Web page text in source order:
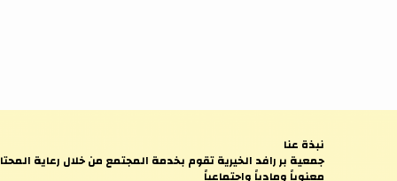
نبذة عنا
جمعية بر رافد الخيرية تقوم بخدمة المجتمع من خلال رعاية
معنوياً ومادياً واجتماعياً